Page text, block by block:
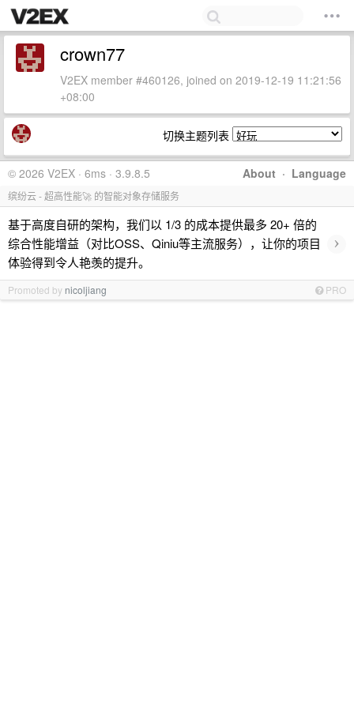
crown77
V2EX member #460126, joined on 2019-12-19 11:21:56
+08:00
切换主题列表
About · Language
© 2026 V2EX · 6ms · 3.9.8.5
缤纷云 - 超高性能🚀 的智能对象存储服务
基于高度自研的架构，我们以 1/3 的成本提供最多 20+ 倍的
综合性能增益（对比OSS、Qiniu等主流服务），让你的项目
体验得到令人艳羡的提升。
›
Promoted by nicoljiang PRO